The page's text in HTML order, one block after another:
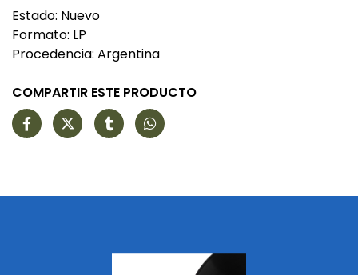
Estado: Nuevo
Formato: LP
Procedencia: Argentina
COMPARTIR ESTE PRODUCTO